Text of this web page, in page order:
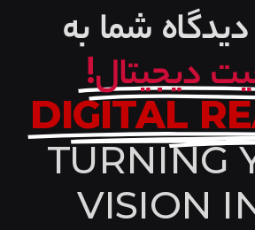
شما به
دیجیتال!
DIGITAL
TURNING
VISION